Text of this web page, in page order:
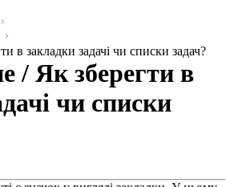
в закладки задачі чи списки задач?
/ Як зберегти в
чи списки